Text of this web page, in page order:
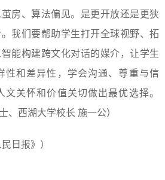
房、算法偏见。是更开放还是更狭
我们要帮助学生打开全球视野、拓
能构建跨文化对话的媒介，让学生
性和差异性，学会沟通、尊重与信
关怀和价值关切做出最优选择。
、西湖大学校长 施一公）
日报》）